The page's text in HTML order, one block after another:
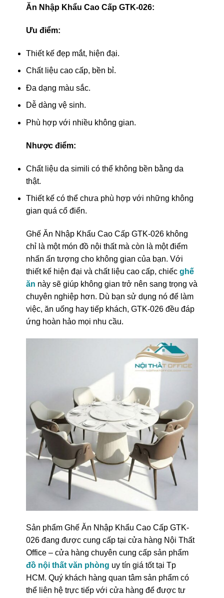
Ăn Nhập Khẩu Cao Cấp GTK-026:
Ưu điểm:
Thiết kế đẹp mắt, hiện đại.
Chất liệu cao cấp, bền bỉ.
Đa dạng màu sắc.
Dễ dàng vệ sinh.
Phù hợp với nhiều không gian.
Nhược điểm:
Chất liệu da simili có thể không bền bằng da
thật.
Thiết kế có thể chưa phù hợp với những không
gian quá cổ điển.
Ghế Ăn Nhập Khẩu Cao Cấp GTK-026 không
chỉ là một món đồ nội thất mà còn là một điểm
nhấn ấn tượng cho không gian của bạn. Với
thiết kế hiện đại và chất liệu cao cấp, chiếc ghế
ăn này sẽ giúp không gian trở nên sang trọng và
chuyên nghiệp hơn. Dù bạn sử dụng nó để làm
việc, ăn uống hay tiếp khách, GTK-026 đều đáp
ứng hoàn hảo mọi nhu cầu.
Sản phẩm Ghế Ăn Nhập Khẩu Cao Cấp GTK-
026 đang được cung cấp tại cửa hàng Nội Thất
Office – cửa hàng chuyên cung cấp sản phẩm
đồ nội thất văn phòng uy tín giá tốt tại Tp
HCM. Quý khách hàng quan tâm sản phẩm có
thể liên hệ trực tiếp với cửa hàng để được tư